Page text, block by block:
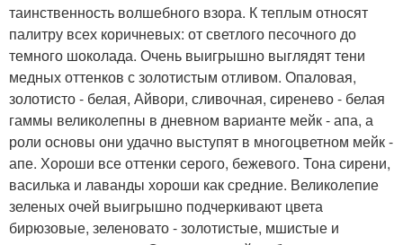
таинственность волшебного взора. К теплым относят
палитру всех коричневых: от светлого песочного до
темного шоколада. Очень выигрышно выглядят тени
медных оттенков с золотистым отливом. Опаловая,
золотисто - белая, Айвори, сливочная, сиренево - белая
гаммы великолепны в дневном варианте мейк - апа, а
роли основы они удачно выступят в многоцветном мейк -
апе. Хороши все оттенки серого, бежевого. Тона сирени,
василька и лаванды хороши как средние. Великолепие
зеленых очей выигрышно подчеркивают цвета
бирюзовые, зеленовато - золотистые, мшистые и